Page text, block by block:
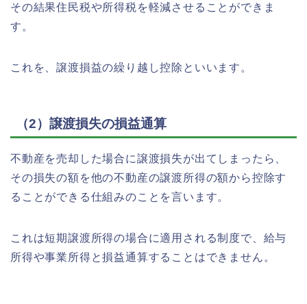
その結果住民税や所得税を軽減させることができま
す。
これを、譲渡損益の繰り越し控除といいます。
（2）譲渡損失の損益通算
不動産を売却した場合に譲渡損失が出てしまったら、
その損失の額を他の不動産の譲渡所得の額から控除す
ることができる仕組みのことを言います。
これは短期譲渡所得の場合に適用される制度で、給与
所得や事業所得と損益通算することはできません。